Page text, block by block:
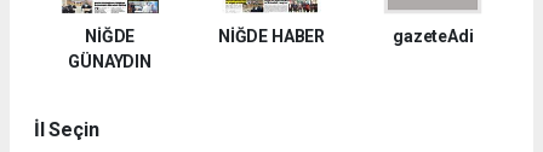
NİĞDE
GÜNAYDIN
NİĞDE HABER gazeteAdi
İl Seçin